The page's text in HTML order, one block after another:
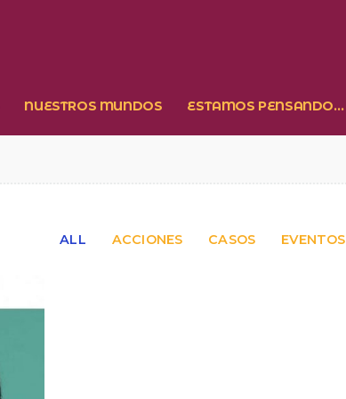
NUESTROS MUNDOS ESTAMOS PENSANDO…
ALL ACCIONES CASOS EVENTOS